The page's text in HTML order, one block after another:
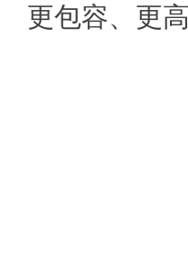
更包容、更